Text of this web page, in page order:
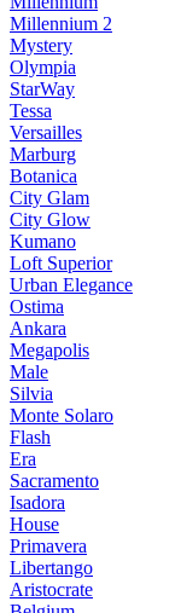
Millennium 2
Mystery
Olympia
StarWay
Tessa
Versailles
Marburg
Botanica
City Glam
City Glow
Kumano
Loft Superior
Urban Elegance
Ostima
Ankara
Megapolis
Male
Silvia
Monte Solaro
Flash
Era
Sacramento
Isadora
House
Primavera
Libertango
Aristocrate